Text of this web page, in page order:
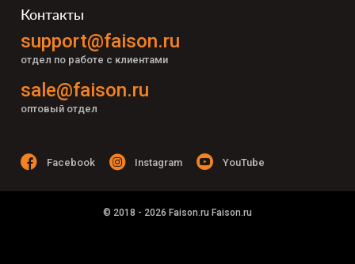
Контакты
support@faison.ru
отдел по работе с клиентами
sale@faison.ru
оптовый отдел
Facebook Instagram YouTube
© 2018 - 2026 Faison.ru Faison.ru